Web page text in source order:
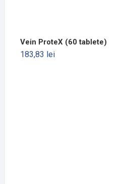
Vein ProteX (60 tablete)
183,83 lei